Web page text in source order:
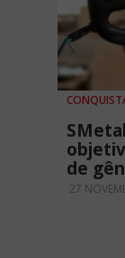
de
27